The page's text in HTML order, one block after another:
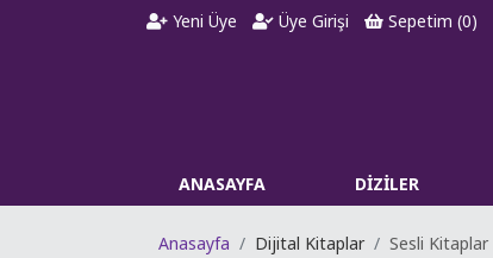
Yeni Üye Üye Girişi Sepetim (0)
ANASAYFA DİZİLER
Anasayfa Dijital Kitaplar Sesli Kitaplar